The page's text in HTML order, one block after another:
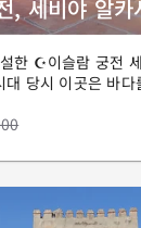
, 세비야 알카
한 ☪️이슬람 궁전
당시 이곳은 바다
🫅왕실의 공식 궁
지나 현대에 이르
은 궁전, 세비야 알
를 만끽해보세요🛫